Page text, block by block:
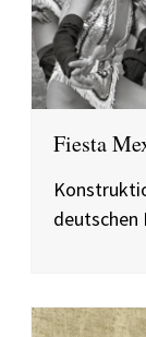
Fiesta
deutschen